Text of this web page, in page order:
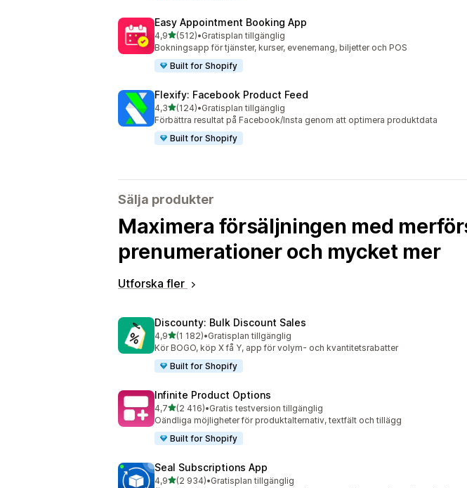
Easy Appointment Booking App
4,9av 5 stjärnor
(512)
512 recensioner totalt
•Gratisplan tillgänglig
Bokningsapp för tjänster, kurser, evenemang, biljetter och POS
Built for Shopify
Flexify: Facebook Product Feed
4,3av 5 stjärnor
(124)
124 recensioner totalt
•Gratisplan tillgänglig
Förbättra resultat på Facebook/Insta genom att optimera produktdata
Built for Shopify
Sälja produkter
Maximera försäljningen med
prenumerationer och mycket mer
Utforska fler
Discounty: Bulk Discount Sales
4,9av 5 stjärnor
(1 182)
1182 recensioner totalt
•Gratisplan tillgänglig
Kör BOGO, köp X få Y, app för volym- och kvantitetsrabatter
Built for Shopify
Infinite Product Options
4,7av 5 stjärnor
(2 416)
2416 recensioner totalt
•Gratis testversion tillgänglig
Oändliga möjligheter för produktalternativ, textfält och tillägg
Built for Shopify
Seal Subscriptions App
4,9av 5 stjärnor
(2 934)
2934 recensioner totalt
•Gratisplan tillgänglig